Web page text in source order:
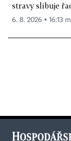
stravy slibuje
6. 8. 2026 ▪ 16:13